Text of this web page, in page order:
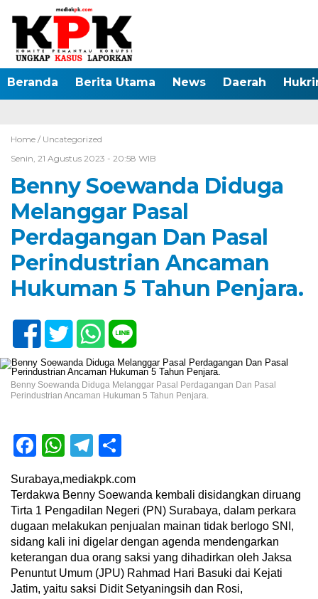
Beranda Berita Utama News Daerah
Home / Uncategorized
Senin, 21 Agustus 2023 - 20:58 WIB
Benny Soewanda Diduga
Melanggar Pasal
Perdagangan Dan Pasal
Perindustrian Ancaman
Hukuman 5 Tahun Penjara.
Benny Soewanda Diduga Melanggar Pasal Perdagangan Dan Pasal
Perindustrian Ancaman Hukuman 5 Tahun Penjara.
Facebook
WhatsApp
Telegram
Surabaya,mediakpk.com
Terdakwa Benny Soewanda kembali disidangkan diruang
Tirta 1 Pengadilan Negeri (PN) Surabaya, dalam perkara
dugaan melakukan penjualan mainan tidak berlogo SNI,
sidang kali ini digelar dengan agenda mendengarkan
keterangan dua orang saksi yang dihadirkan oleh Jaksa
Penuntut Umum (JPU) Rahmad Hari Basuki dai Kejati
Jatim, yaitu saksi Didit Setyaningsih dan Rosi,